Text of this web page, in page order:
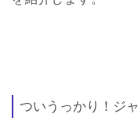
ついうっかり！ジ